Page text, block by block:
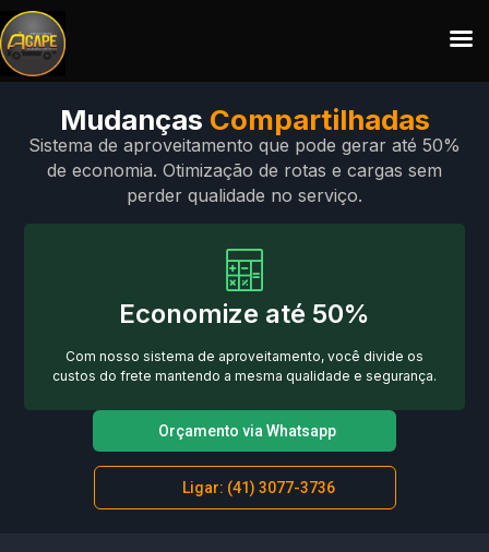
Mudanças Compartilhadas
Sistema de aproveitamento que pode gerar até 50%
de economia. Otimização de rotas e cargas sem
perder qualidade no serviço.
Economize até 50%
Com nosso sistema de aproveitamento, você divide os
custos do frete mantendo a mesma qualidade e segurança.
Orçamento via Whatsapp
Ligar: (41) 3077-3736